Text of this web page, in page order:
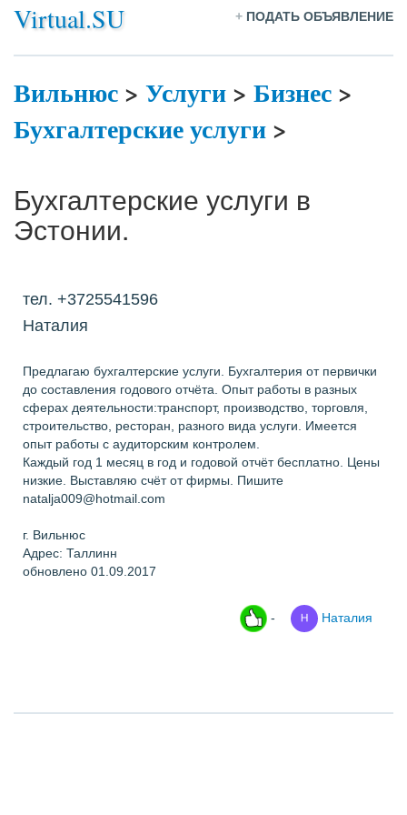
Virtual.SU + ПОДАТЬ ОБЪЯВЛЕНИЕ
Вильнюс> Услуги> Бизнес>
Бухгалтерские услуги>
Бухгалтерские услуги в
Эстонии.
тел. +3725541596
Наталия
Предлагаю бухгалтерские услуги. Бухгалтерия от первички
до составления годового отчёта. Опыт работы в разных
сферах деятельности:транспорт, производcтво, торговля,
строительство, ресторан, разного вида услуги. Имеется
oпыт работы с аудиторским контролем.
Каждый год 1 месяц в год и годовой отчёт бесплатно. Цены
низкие. Выставляю счёт от фирмы. Пишите
natalja009@hotmail.com
г. Вильнюс
Адрес: Таллинн
обновлено 01.09.2017
- Наталия